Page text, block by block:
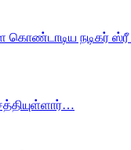
கொண்டாடிய நடிகர்